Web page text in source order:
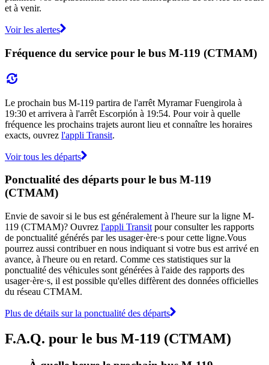
et à venir.
Voir les alertes
Fréquence du service pour le bus M-119 (CTMAM)
Le prochain bus M-119 partira de l'arrêt Myramar Fuengirola à
19:30 et arrivera à l'arrêt Escorpión à 19:54. Pour voir à quelle
fréquence les prochains trajets auront lieu et connaître les horaires
exacts, ouvrez l'appli Transit.
Voir tous les départs
Ponctualité des départs pour le bus M-119
(CTMAM)
Envie de savoir si le bus est généralement à l'heure sur la ligne M-
119 (CTMAM)? Ouvrez l'appli Transit pour consulter les rapports
de ponctualité générés par les usager·ère·s pour cette ligne.Vous
pourrez aussi contribuer en nous indiquant si votre bus est arrivé en
avance, à l'heure ou en retard. Comme ces statistiques sur la
ponctualité des véhicules sont générées à l'aide des rapports des
usager·ère·s, il est possible qu'elles diffèrent des données officielles
du réseau CTMAM.
Plus de détails sur la ponctualité des départs
F.A.Q. pour le bus M-119 (CTMAM)